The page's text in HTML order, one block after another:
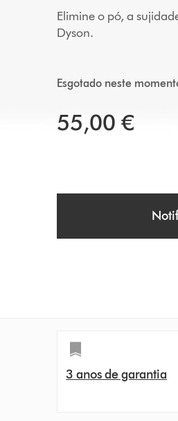
Elimine o pó, a
Dyson.
Esgotado neste
55,00 €
3 anos de garantia